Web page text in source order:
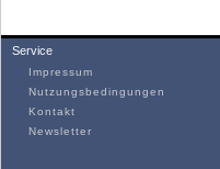
Service
Impressum
Nutzungsbedingungen
Kontakt
Newsletter